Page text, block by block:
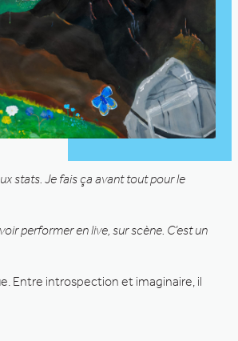
stats. Je fais ça avant tout pour le
performer en live, sur scène. C’est un
Entre introspection et imaginaire, il